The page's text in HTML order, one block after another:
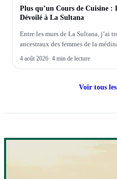
Plus qu’un Cours de Cuisine
Dévoilé à La Sultana
Entre les murs de La Sultana, j’ai
ancestraux des femmes de la
4 août 2026· 4 min de lecture
Voir tous